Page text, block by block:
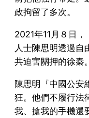
政拘留了多次。
2021年11月８日
人士陳思明透過自
共迫害關押的徐秦。
陳思明『中國公安
狂。他們不履行法
我、搶我的手機還